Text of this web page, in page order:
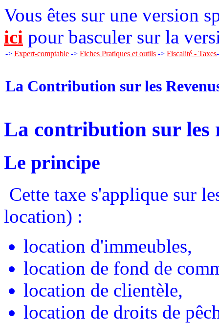
Vous êtes sur une version
ici pour basculer sur la
-> Expert-comptable -> Fiches Pratiques et outils -> Fiscalité - Taxes
La Contribution sur les
La contribution sur les
Le principe
Cette taxe s'applique sur
location) :
location d'immeubles,
location de fond de
location de clientèle,
location de droits de